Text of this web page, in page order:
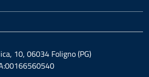
10, 06034 Foligno (PG)